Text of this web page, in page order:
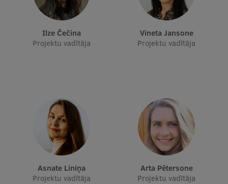
Vertikāli integrētie projekti
Zinātniskās konferences
Inovāciju centrs
Mobilitātes programmas
Starptautiskie projekti
Starptautiskie sadarbības partneri
Ilze Čečina
Projektu vadītāja
Vineta Jansone
Projektu vadītāja
Asnate Liniņa
Projektu vadītāja
Arta Pētersone
Projektu vadītāja